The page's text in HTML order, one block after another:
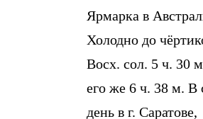
Ярмарка в
Холодно до
Восх. сол. 5 ч. 30
его же 6 ч. 38 м. В
день в г. Саратове,